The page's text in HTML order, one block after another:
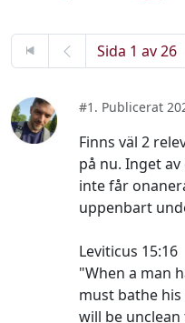
Sida 1 av 26
#1. Publicerat
Finns väl 2
på nu. Inget
inte får
uppenbart
Leviticus 15:16
"When a man
must bathe
will be